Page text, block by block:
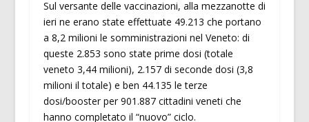
Sul versante delle vaccinazioni, alla mezzanotte di
ieri ne erano state effettuate 49.213 che portano
a 8,2 milioni le somministrazioni nel Veneto: di
queste 2.853 sono state prime dosi (totale
veneto 3,44 milioni), 2.157 di seconde dosi (3,8
milioni il totale) e ben 44.135 le terze
dosi/booster per 901.887 cittadini veneti che
hanno completato il “nuovo” ciclo.